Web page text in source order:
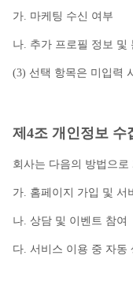
가. 마케팅 수신 여부
나. 추가 프로필 정보 및
(3) 선택 항목은 미입력
제4조 개인정보 수
회사는 다음의 방법으
가. 홈페이지 가입 및 서
나. 상담 및 이벤트 참여
다. 서비스 이용 중 자동